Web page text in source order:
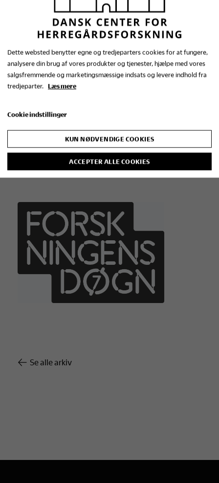
Fotograf: Søren Dyrskjøt
Der var stor tilslutning til arrangementet, og de
mange gæster nød godt af kaffe, the, chokolade
og kage fra herregårdskøkkenet serveret af
venlige stuepiger.
Se alle arkiv
Dette websted benytter egne og tredjeparters cookies for at fungere,
analysere din brug af vores produkter og tjenester, hjælpe med vores
salgsfremmende og marketingsmæssige indsats og levere indhold fra
tredjeparter. Læs mere
Cookie indstillinger
KUN NØDVENDIGE COOKIES
ACCEPTER ALLE COOKIES